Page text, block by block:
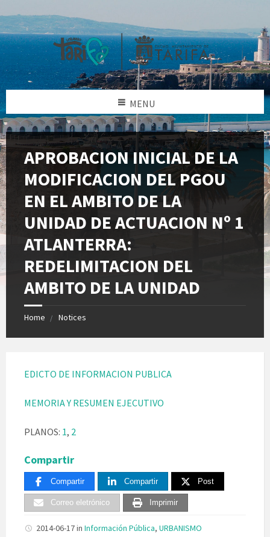
MENU
APROBACION INICIAL DE LA
MODIFICACION DEL PGOU
EN EL AMBITO DE LA
UNIDAD DE ACTUACION Nº 1
ATLANTERRA:
REDELIMITACION DEL
AMBITO DE LA UNIDAD
Home Notices
EDICTO DE INFORMACION PUBLICA
MEMORIA Y RESUMEN EJECUTIVO
PLANOS: 1, 2
Compartir
Compartir Compartir Post
Correo eletrónico Imprimir
2014-06-17in Información Pública, URBANISMO